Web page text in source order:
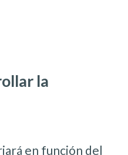
la
en función del